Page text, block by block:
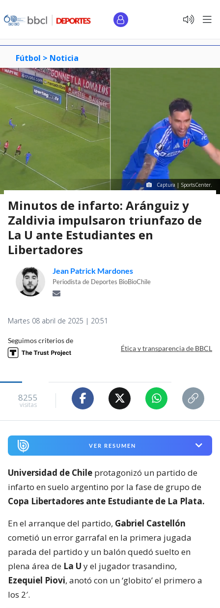
Fútbol > Noticia
Captura | SportsCenter.
Minutos de infarto: Aránguiz y
Zaldivia impulsaron triunfazo de
La U ante Estudiantes en
Libertadores
Jean Patrick Mardones
Periodista de Deportes BioBioChile
Martes 08 abril de 2025 | 20:51
Seguimos criterios de
Ética y transparencia de BBCL
8255
visitas
VER RESUMEN
Universidad de Chile protagonizó un partido de
infarto en suelo argentino por la fase de grupo de
Copa Libertadores ante Estudiante de La Plata.
En el arranque del partido, Gabriel Castellón
cometió un error garrafal en la primera jugada
parada del partido y un balón quedó suelto en
plena área de La U y el jugador trasandino,
Ezequiel Piovi, anotó con un ‘globito’ el primero a
los 2′.